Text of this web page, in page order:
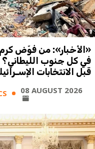
«الأخبار»: من فوّض كرم
في كل جنوب
قبل الانتخابات
08 AUGUST 2026